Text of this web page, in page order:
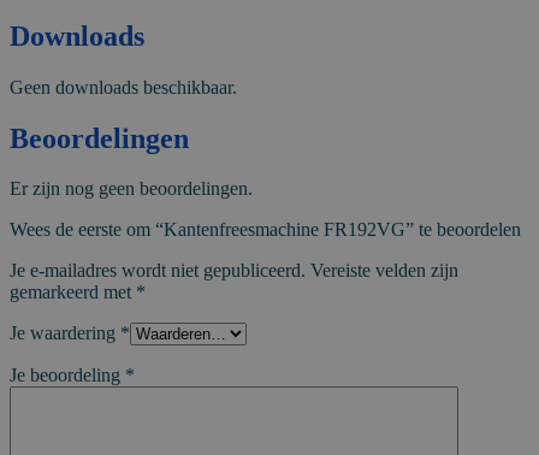
Downloads
Geen downloads beschikbaar.
Beoordelingen
Er zijn nog geen beoordelingen.
Wees de eerste om “Kantenfreesmachine FR192VG” te beoordelen
Je e-mailadres wordt niet gepubliceerd. Vereiste velden zijn
gemarkeerd met *
Je waardering *
Je beoordeling *